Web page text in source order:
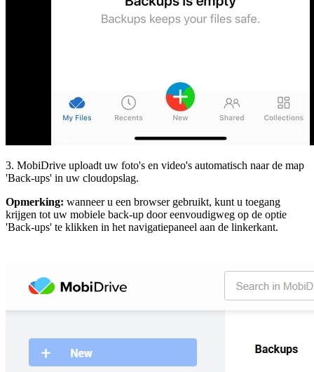
3. MobiDrive uploadt uw foto's en video's automatisch naar de map
'Back-ups' in uw cloudopslag.
Opmerking: wanneer u een browser gebruikt, kunt u toegang
krijgen tot uw mobiele back-up door eenvoudigweg op de optie
'Back-ups' te klikken in het navigatiepaneel aan de linkerkant.